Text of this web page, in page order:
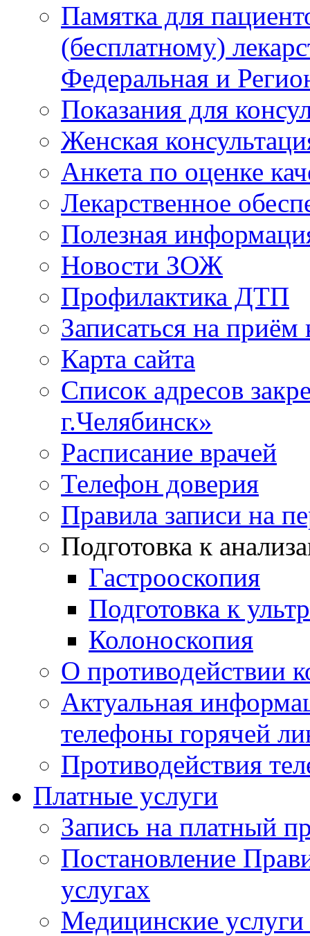
Памятка для
(бесплатному)
Федеральная и
Показания для
Женская
Анкета по оценке
Лекарственное
Полезная
Новости ЗОЖ
Профилактика ДТП
Записаться на приём
Карта сайта
Список адресов
г.Челябинск»
Расписание врачей
Телефон доверия
Правила записи на
Подготовка к
Гастрооскопия
Подготовка к
Колоноскопия
О противодействии
Актуальная
телефоны горячей
Противодействия
Платные услуги
Запись на платный
Постановление
услугах
Медицинские